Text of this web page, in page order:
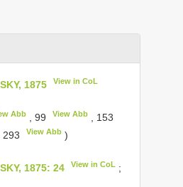
1875 View in CoL
Abb, 99 View Abb, 153
View Abb)
1875: 24 View in CoL ;